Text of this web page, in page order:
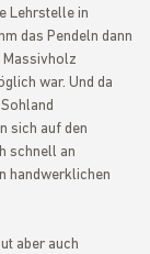
Lehrstelle in
das Pendeln dann
Massivholz
war. Und da
sich auf den
schnell an
handwerklichen
aber auch